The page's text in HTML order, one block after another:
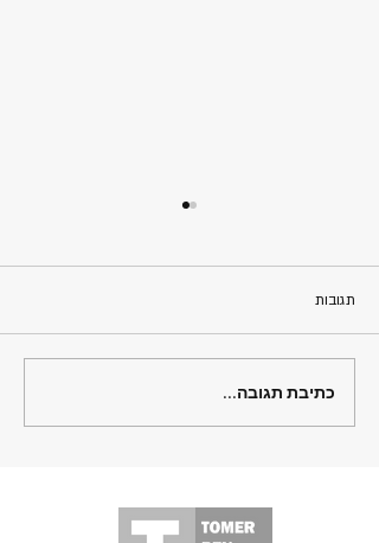
"Challenges and
Considerations for
Ya'avetz Street in Tel Aviv-
תגובות
כתיבת תגובה...